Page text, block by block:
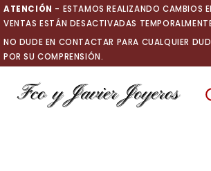
Ir
al
contenido
ATENCIÓN - ESTAMOS REALIZANDO CAMBIOS
VENTAS ESTÁN DESACTIVADAS
NO DUDE EN CONTACTAR PARA CUALQUIER
POR SU COMPRENSIÓN.